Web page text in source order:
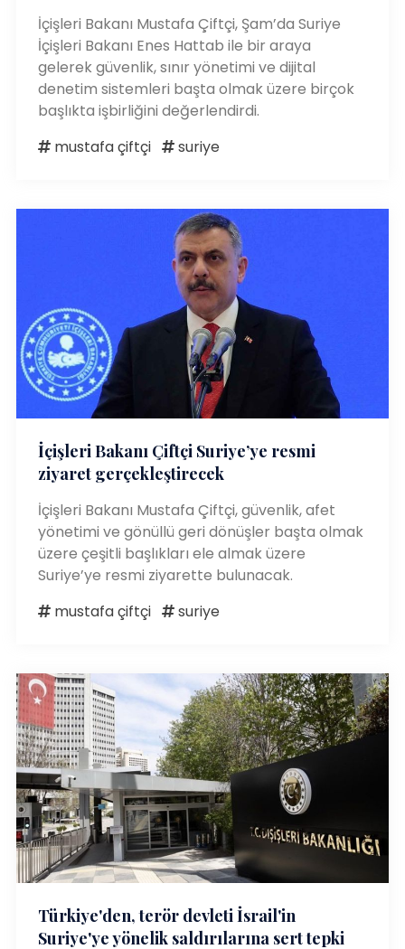
İçişleri Bakanı Mustafa Çiftçi, Şam’da Suriye
İçişleri Bakanı Enes Hattab ile bir araya
gelerek güvenlik, sınır yönetimi ve dijital
denetim sistemleri başta olmak üzere birçok
başlıkta işbirliğini değerlendirdi.
mustafa çiftçi
suriye
İçişleri Bakanı Çiftçi Suriye’ye resmi
ziyaret gerçekleştirecek
İçişleri Bakanı Mustafa Çiftçi, güvenlik, afet
yönetimi ve gönüllü geri dönüşler başta olmak
üzere çeşitli başlıkları ele almak üzere
Suriye’ye resmi ziyarette bulunacak.
mustafa çiftçi
suriye
Türkiye'den, terör devleti İsrail'in
Suriye'ye yönelik saldırılarına sert tepki